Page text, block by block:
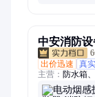
中安消防设
出价迅速
真
主营： 防水箱